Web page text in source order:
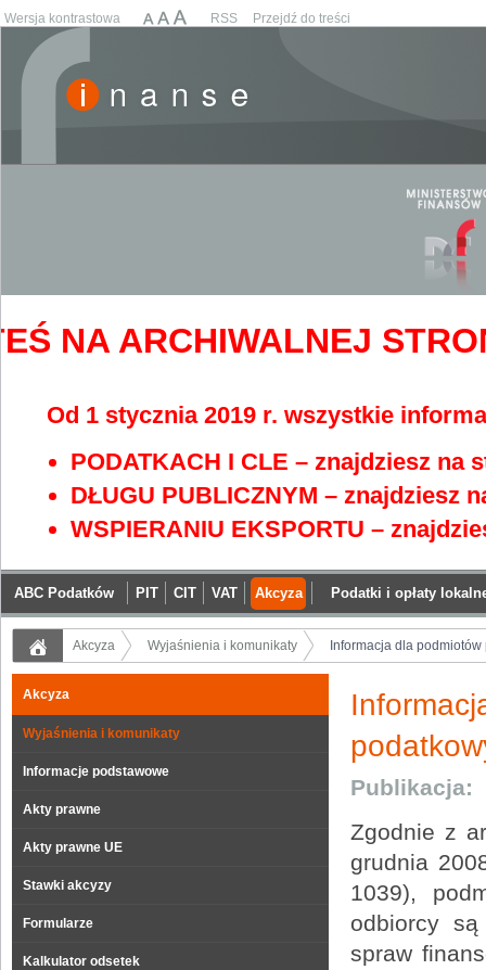
Wersja kontrastowa RSS Przejdź do treści
NA ARCHIWALNEJ
Od 1 stycznia 2019 r. wszystkie
PODATKACH I CLE – znajdziesz na
DŁUGU PUBLICZNYM – znajdziesz
WSPIERANIU EKSPORTU –
ABC Podatków PIT CIT VAT Akcyza Podatki i opłaty
Akcyza Wyjaśnienia i komunikaty Informacja dla
Akcyza
Wyjaśnienia i komunikaty
Informacje podstawowe
Akty prawne
Akty prawne UE
Stawki akcyzy
Formularze
Kalkulator odsetek
Publikacja:
Zgodnie z
grudnia
1039),
odbiorcy są
spraw